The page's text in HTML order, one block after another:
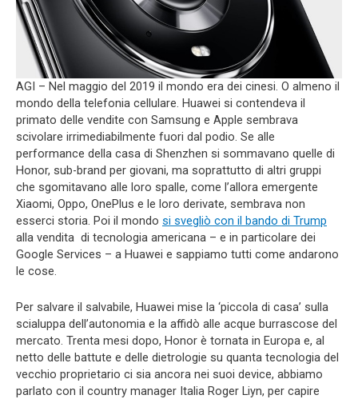
AGI – Nel maggio del 2019 il mondo era dei cinesi. O almeno il
mondo della telefonia cellulare. Huawei si contendeva il
primato delle vendite con Samsung e Apple sembrava
scivolare irrimediabilmente fuori dal podio. Se alle
performance della casa di Shenzhen si sommavano quelle di
Honor, sub-brand per giovani, ma soprattutto di altri gruppi
che sgomitavano alle loro spalle, come l’allora emergente
Xiaomi, Oppo, OnePlus e le loro derivate, sembrava non
esserci storia. Poi il mondo si svegliò con il bando di Trump
alla vendita di tecnologia americana – e in particolare dei
Google Services – a Huawei e sappiamo tutti come andarono
le cose.
Per salvare il salvabile, Huawei mise la ‘piccola di casa’ sulla
scialuppa dell’autonomia e la affidò alle acque burrascose del
mercato. Trenta mesi dopo, Honor è tornata in Europa e, al
netto delle battute e delle dietrologie su quanta tecnologia del
vecchio proprietario ci sia ancora nei suoi device, abbiamo
parlato con il country manager Italia Roger Liyn, per capire